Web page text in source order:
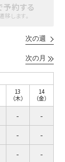
予約する
します。
次の週
次の月
13
（木）
14
（金）
- -
-
-
- -
スセンター
ター